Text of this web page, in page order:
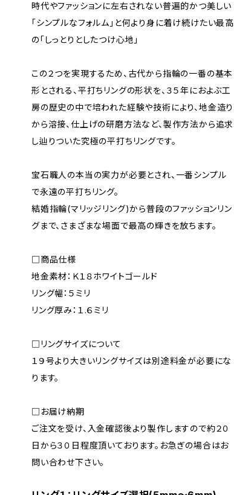
時代やファッションに左右されない普遍的かつ美しい
「シンプルなフォルム」と何より身に着け続けたい最高
の「しっとりとしたつけ心地」
この２つを実現するため、古代から指輪の一番の基本
形とされる、平打ちリングの形状を、３５年におよぶ工
房の歴史の中で培われた経験や技術により、地金造り
から溶接、仕上げの研磨方法など、製作方法から追求
し辿りついた究極の平打ちリングです。
宝石職人の本当の実力が必要とされ、一番シンプル
で永遠の平打ちリング。
結婚指輪(マリッジリング)から普段のファッションリン
グまで、さまざまな場面で最高の輝きを放ちます。
□商品仕様
地金素材：Ｋ１８ホワイトゴールド
リング幅：５ミリ
リング厚み：１.６ミリ
□リングサイズについて
１９号より大きいリングサイズは別途料金が必要にな
ります。
□お届け納期
ご注文を受け、入金確認後より製作しますので約２０
日から３０日程度頂いております。お急ぎの場合はお
問い合わせ下さい。